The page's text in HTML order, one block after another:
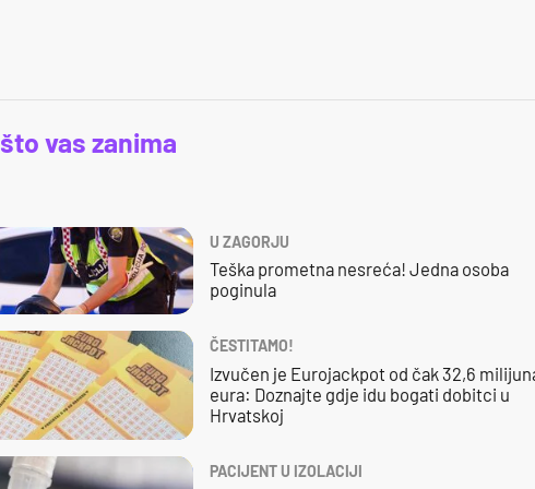
što vas zanima
U ZAGORJU
Teška prometna nesreća! Jedna osoba
poginula
ČESTITAMO!
Izvučen je Eurojackpot od čak 32,6
eura: Doznajte gdje idu bogati dobitci u
Hrvatskoj
PACIJENT U IZOLACIJI